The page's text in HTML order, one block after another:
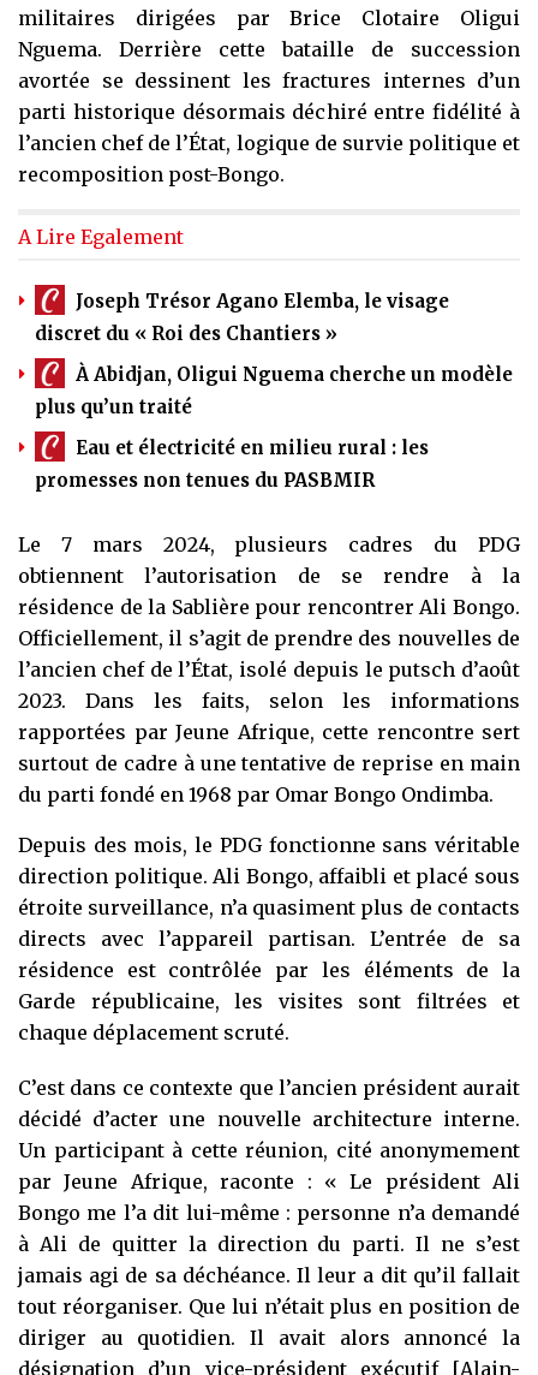
militaires dirigées par Brice Clotaire Oligui
Nguema. Derrière cette bataille de succession
avortée se dessinent les fractures internes d’un
parti historique désormais déchiré entre fidélité à
l’ancien chef de l’État, logique de survie politique et
recomposition post-Bongo.
A Lire Egalement
Joseph Trésor Agano Elemba, le visage
discret du « Roi des Chantiers »
À Abidjan, Oligui Nguema cherche un modèle
plus qu’un traité
Eau et électricité en milieu rural : les
promesses non tenues du PASBMIR
Le 7 mars 2024, plusieurs cadres du PDG
obtiennent l’autorisation de se rendre à la
résidence de la Sablière pour rencontrer Ali Bongo.
Officiellement, il s’agit de prendre des nouvelles de
l’ancien chef de l’État, isolé depuis le putsch d’août
2023. Dans les faits, selon les informations
rapportées par Jeune Afrique, cette rencontre sert
surtout de cadre à une tentative de reprise en main
du parti fondé en 1968 par Omar Bongo Ondimba.
Depuis des mois, le PDG fonctionne sans véritable
direction politique. Ali Bongo, affaibli et placé sous
étroite surveillance, n’a quasiment plus de contacts
directs avec l’appareil partisan. L’entrée de sa
résidence est contrôlée par les éléments de la
Garde républicaine, les visites sont filtrées et
chaque déplacement scruté.
C’est dans ce contexte que l’ancien président aurait
décidé d’acter une nouvelle architecture interne.
Un participant à cette réunion, cité anonymement
par Jeune Afrique, raconte : « Le président Ali
Bongo me l’a dit lui-même : personne n’a demandé
à Ali de quitter la direction du parti. Il ne s’est
jamais agi de sa déchéance. Il leur a dit qu’il fallait
tout réorganiser. Que lui n’était plus en position de
diriger au quotidien. Il avait alors annoncé la
désignation d’un vice-président exécutif [Alain-